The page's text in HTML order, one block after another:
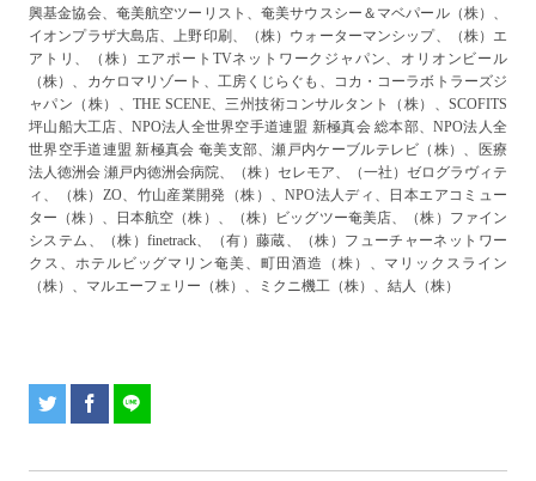
興基金協会、奄美航空ツーリスト、奄美サウスシー＆マベパール（株）、
イオンプラザ大島店、上野印刷、（株）ウォーターマンシップ、（株）エ
アトリ、（株）エアポートTVネットワークジャパン、オリオンビール
（株）、カケロマリゾート、工房くじらぐも、コカ・コーラボトラーズジ
ャパン（株）、THE SCENE、三州技術コンサルタント（株）、SCOFITS
坪山船大工店、NPO法人全世界空手道連盟 新極真会 総本部、NPO法人全
世界空手道連盟 新極真会 奄美支部、瀬戸内ケーブルテレビ（株）、医療
法人徳洲会 瀬戸内徳洲会病院、（株）セレモア、（一社）ゼログラヴィテ
ィ、（株）ZO、竹山産業開発（株）、NPO法人ディ、日本エアコミュー
ター（株）、日本航空（株）、（株）ビッグツー奄美店、（株）ファイン
システム、（株）finetrack、（有）藤蔵、（株）フューチャーネットワー
クス、ホテルビッグマリン奄美、町田酒造（株）、マリックスライン
（株）、マルエーフェリー（株）、ミクニ機工（株）、結人（株）